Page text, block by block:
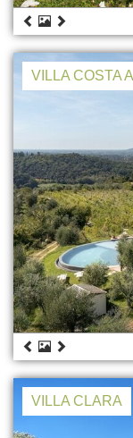
VILLA COSTA
VILLA CLARA